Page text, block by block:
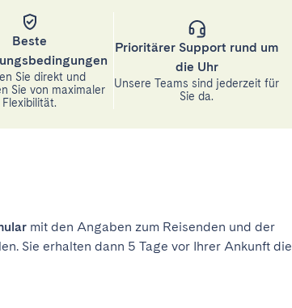
Beste
Sie direkt und
Sie von maximaler
Flexibilität.
Prioritärer Support rund um
die Uhr
Unsere Teams sind jederzeit für
Sie da.
mit den Angaben zum Reisenden und der
Sie erhalten dann 5 Tage vor Ihrer Ankunft die